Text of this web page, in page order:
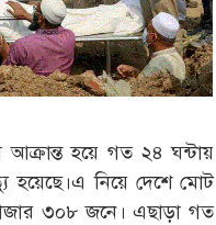
আক্রান্ত হয়ে গত ২৪ ঘন্টায়
নিয়ে দেশে মোট
৩০৮ জনে। এছাড়া গত